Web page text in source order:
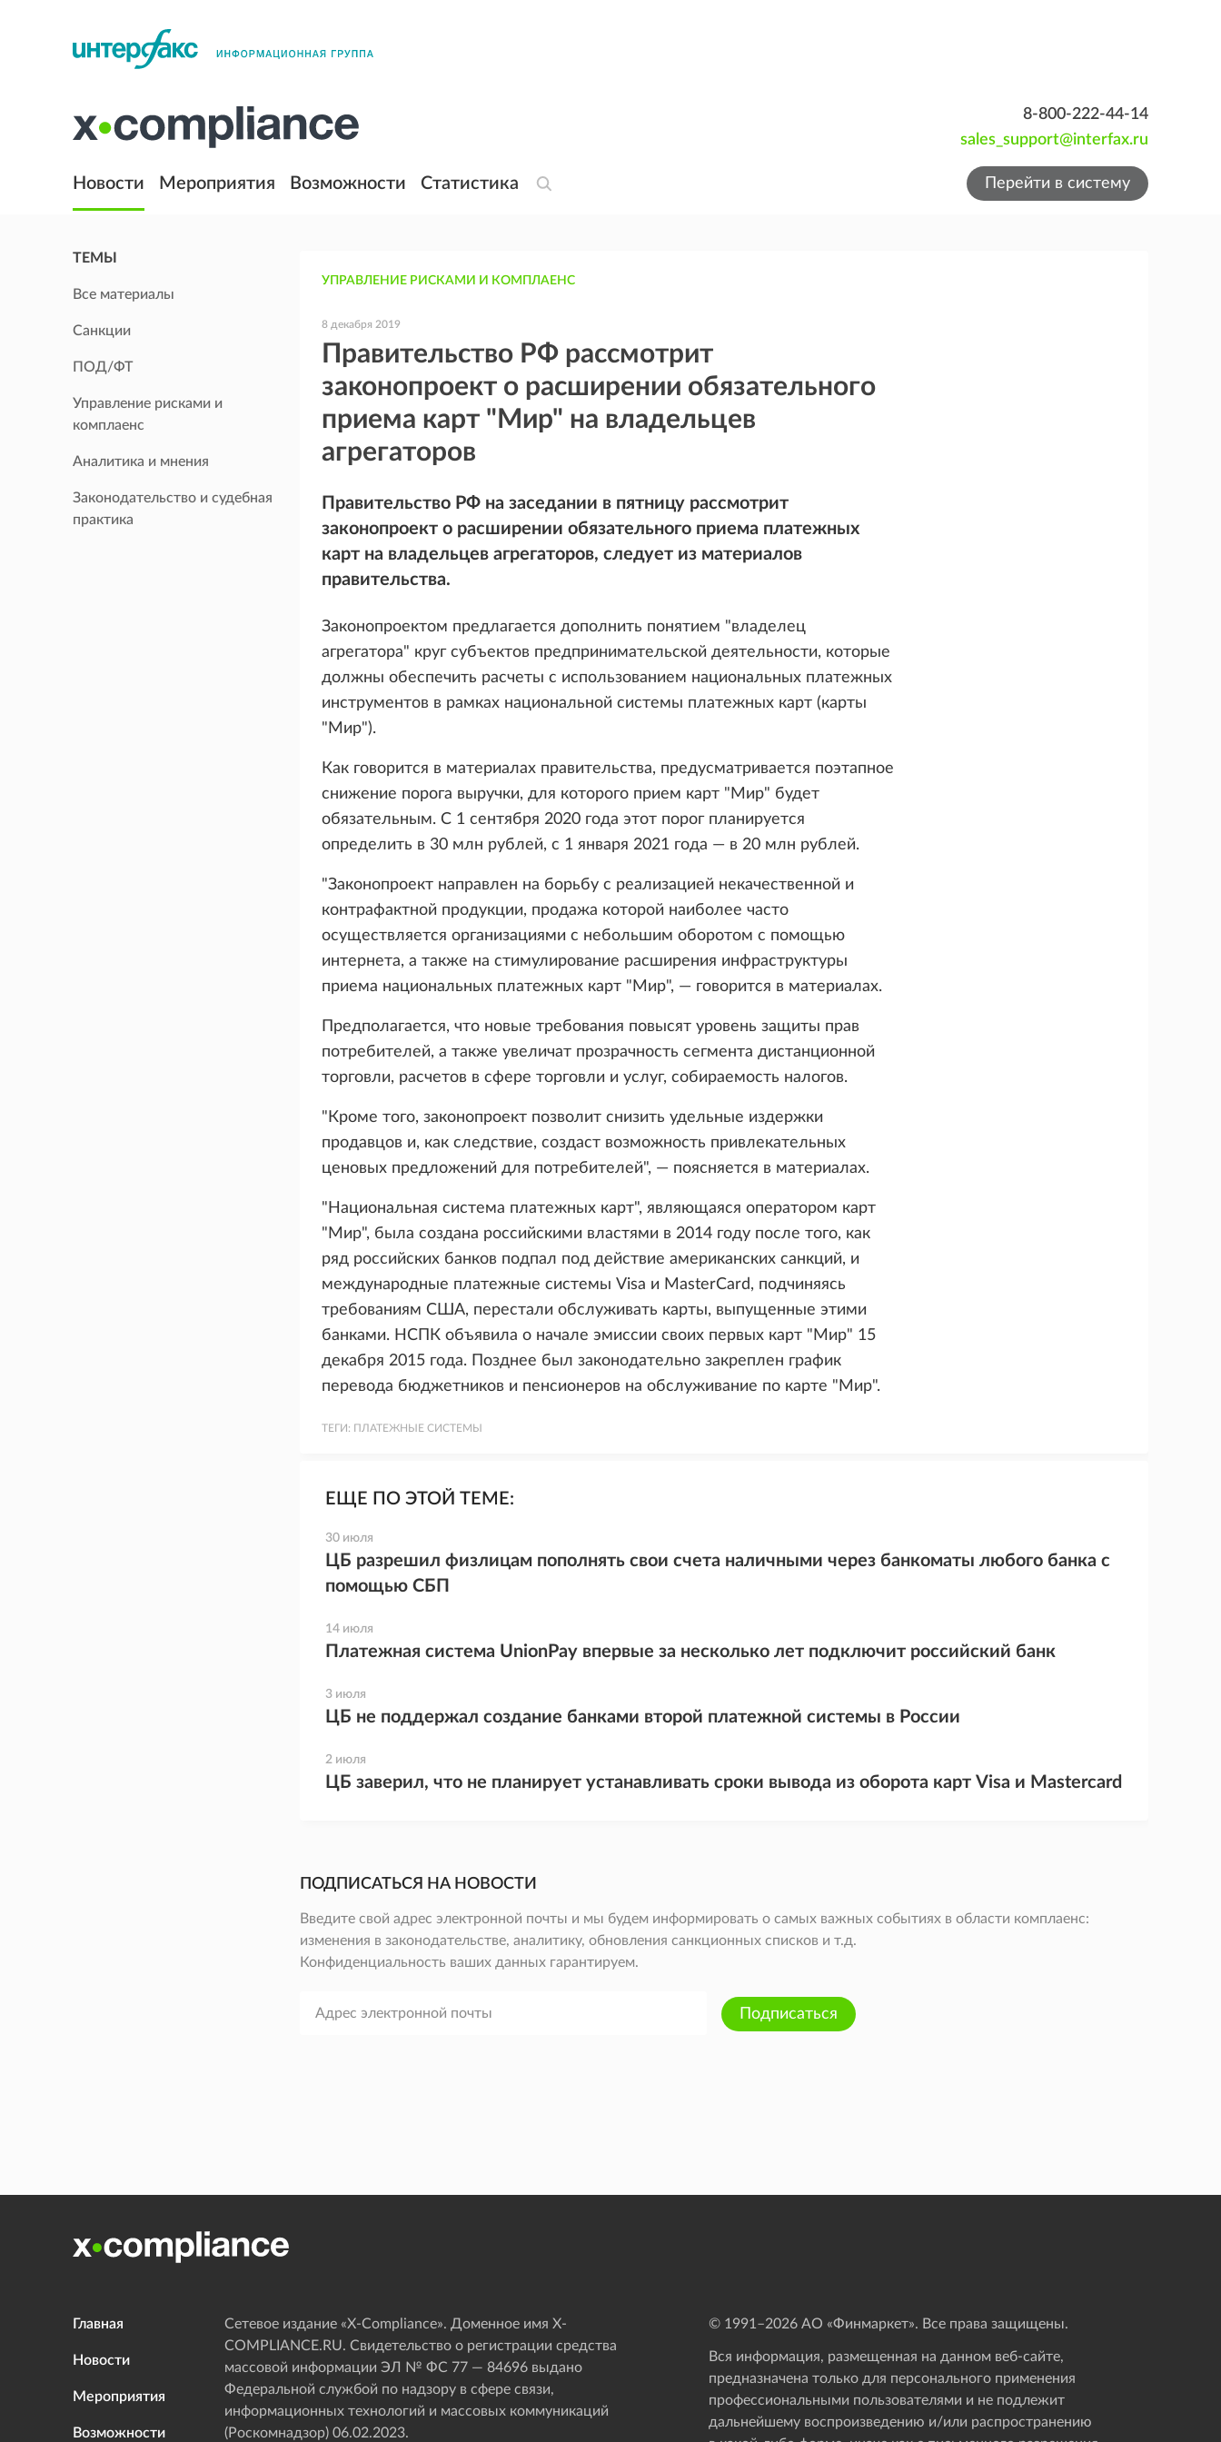
8-800-222-44-14
sales_support@interfax.ru
Новости Мероприятия Возможности Статистика Перейти в систему
ТЕМЫ
Все материалы
Санкции
ПОД/ФТ
Управление рисками и
комплаенс
Аналитика и мнения
Законодательство и судебная
практика
УПРАВЛЕНИЕ РИСКАМИ И КОМПЛАЕНС
8 декабря 2019
Правительство РФ рассмотрит
законопроект о расширении обязательного
приема карт "Мир" на владельцев
агрегаторов
Правительство РФ на заседании в пятницу рассмотрит
законопроект о расширении обязательного приема платежных
карт на владельцев агрегаторов, следует из материалов
правительства.
Законопроектом предлагается дополнить понятием "владелец
агрегатора" круг субъектов предпринимательской деятельности, которые
должны обеспечить расчеты с использованием национальных платежных
инструментов в рамках национальной системы платежных карт (карты
"Мир").
Как говорится в материалах правительства, предусматривается поэтапное
снижение порога выручки, для которого прием карт "Мир" будет
обязательным. С 1 сентября 2020 года этот порог планируется
определить в 30 млн рублей, с 1 января 2021 года — в 20 млн рублей.
"Законопроект направлен на борьбу с реализацией некачественной и
контрафактной продукции, продажа которой наиболее часто
осуществляется организациями с небольшим оборотом с помощью
интернета, а также на стимулирование расширения инфраструктуры
приема национальных платежных карт "Мир", — говорится в материалах.
Предполагается, что новые требования повысят уровень защиты прав
потребителей, а также увеличат прозрачность сегмента дистанционной
торговли, расчетов в сфере торговли и услуг, собираемость налогов.
"Кроме того, законопроект позволит снизить удельные издержки
продавцов и, как следствие, создаст возможность привлекательных
ценовых предложений для потребителей", — поясняется в материалах.
"Национальная система платежных карт", являющаяся оператором карт
"Мир", была создана российскими властями в 2014 году после того, как
ряд российских банков подпал под действие американских санкций, и
международные платежные системы Visa и MasterCard, подчиняясь
требованиям США, перестали обслуживать карты, выпущенные этими
банками. НСПК объявила о начале эмиссии своих первых карт "Мир" 15
декабря 2015 года. Позднее был законодательно закреплен график
перевода бюджетников и пенсионеров на обслуживание по карте "Мир".
ТЕГИ: ПЛАТЕЖНЫЕ СИСТЕМЫ
ЕЩЕ ПО ЭТОЙ ТЕМЕ:
30 июля
ЦБ разрешил физлицам пополнять свои счета наличными через банкоматы любого банка с
помощью СБП
14 июля
Платежная система UnionPay впервые за несколько лет подключит российский банк
3 июля
ЦБ не поддержал создание банками второй платежной системы в России
2 июля
ЦБ заверил, что не планирует устанавливать сроки вывода из оборота карт Visa и Mastercard
ПОДПИСАТЬСЯ НА НОВОСТИ
Введите свой адрес электронной почты и мы будем информировать о самых важных событиях в области комплаенс:
изменения в законодательстве, аналитику, обновления санкционных списков и т.д.
Конфиденциальность ваших данных гарантируем.
Подписаться
Главная
Новости
Мероприятия
Возможности
Сетевое издание «Х-Compliance». Доменное имя X-
COMPLIANCE.RU. Свидетельство о регистрации средства
массовой информации ЭЛ № ФС 77 — 84696 выдано
Федеральной службой по надзору в сфере связи,
информационных технологий и массовых коммуникаций
(Роскомнадзор) 06.02.2023.
© 1991–2026АО «Финмаркет». Все права защищены.
Вся информация, размещенная на данном веб-сайте,
предназначена только для персонального применения
профессиональными пользователями и не подлежит
дальнейшему воспроизведению и/или распространению